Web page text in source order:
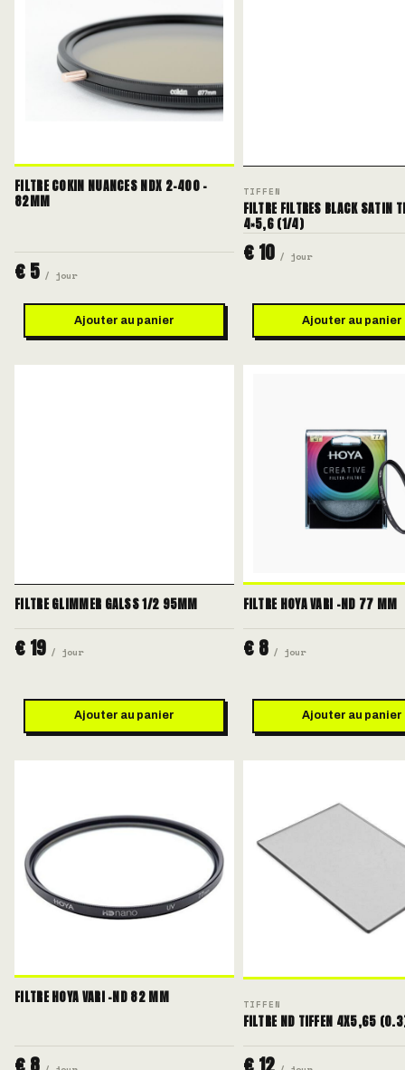
FILTRE COKIN NUANCES NDX 2-400 -
82MM
€ 5 / jour
Ajouter au panier
TIFFEN
FILTRE FILTRES BLACK SATIN
4×5,6 (1/4)
€ 10 / jour
Ajouter au panier
FILTRE GLIMMER GALSS 1/2 95MM
€ 19 / jour
Ajouter au panier
FILTRE HOYA VARI -ND 77 MM
€ 8 / jour
Ajouter au panier
FILTRE HOYA VARI -ND 82 MM TIFFEN
FILTRE ND TIFFEN 4X5,65